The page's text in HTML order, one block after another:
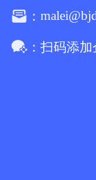
：
：扫码添加